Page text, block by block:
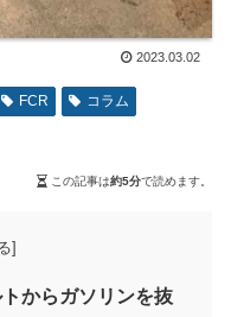
2023.03.02
FCR
コラム
この記事は約5分で読めます。
からガソリンを抜